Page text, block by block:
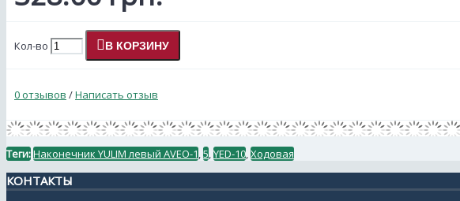
Кол-во В КОРЗИНУ
0 отзывов /Написать отзыв
Теги:Наконечник YULIM левый AVEO-1,5,YED-10,Ходовая
КОНТАКТЫ